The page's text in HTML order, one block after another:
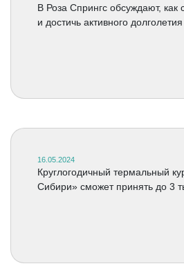
В Роза Спрингс обсуждают, как
и достичь активного долголетия
16.05.2024
Круглогодичный термальный
Сибири» сможет принять до 3